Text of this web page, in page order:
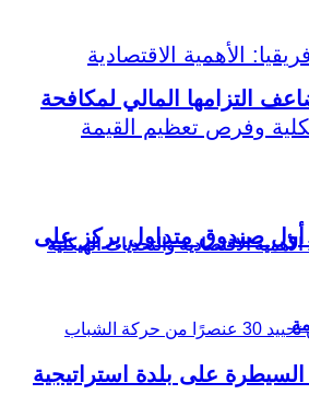
الاقتصادية والتحديات الهيكلية
التزامها المالي لمكافحة
أول صندوق متداول يركز على
على بلدة استراتيجية